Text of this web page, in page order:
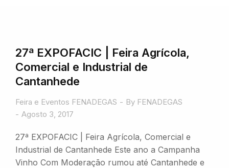
27ª EXPOFACIC | Feira Agrícola,
Comercial e Industrial de
Cantanhede
Feira e Eventos FENADEGAS By FENADEGAS
Agosto 3, 2017
27ª EXPOFACIC | Feira Agrícola, Comercial e
Industrial de Cantanhede Este ano a Campanha
Vinho Com Moderação rumou até Cantanhede e